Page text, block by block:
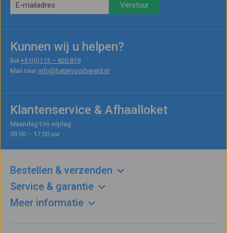
Kunnen wij u helpen?
Bel +31(0)113 – 820 819
Mail naar info@betervoorbereid.nl
Klantenservice & Afhaalloket
Maandag t/m vrijdag
09.00 – 17.00 uur
Bestellen & verzenden
Service & garantie
Meer informatie